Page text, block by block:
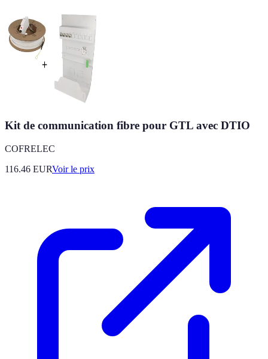
Kit de communication fibre pour GTL avec DTIO
COFRELEC
116.46 EURVoir le prix